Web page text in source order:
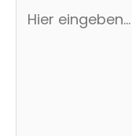
eingeben…